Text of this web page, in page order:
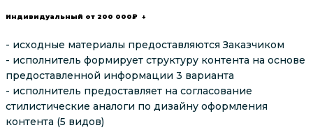
Индивидуальный от 200 000₽ ↓
- исходные материалы предоставляются Заказчиком
- исполнитель формирует структуру контента на основе
предоставленной информации 3 варианта
- исполнитель предоставляет на согласование
стилистические аналоги по дизайну оформления
контента (5 видов)